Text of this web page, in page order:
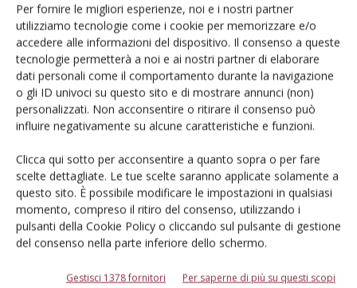
Per fornire le migliori esperienze, noi e i nostri partner
utilizziamo tecnologie come i cookie per memorizzare e/o
accedere alle informazioni del dispositivo. Il consenso a queste
tecnologie permetterà a noi e ai nostri partner di elaborare
dati personali come il comportamento durante la navigazione
o gli ID univoci su questo sito e di mostrare annunci (non)
personalizzati. Non acconsentire o ritirare il consenso può
influire negativamente su alcune caratteristiche e funzioni.
Clicca qui sotto per acconsentire a quanto sopra o per fare
scelte dettagliate. Le tue scelte saranno applicate solamente a
questo sito. È possibile modificare le impostazioni in qualsiasi
momento, compreso il ritiro del consenso, utilizzando i
pulsanti della Cookie Policy o cliccando sul pulsante di gestione
del consenso nella parte inferiore dello schermo.
Gestisci 1378 fornitori Per saperne di più su questi scopi
Facebook Twitter
Redazione Frutticoltura